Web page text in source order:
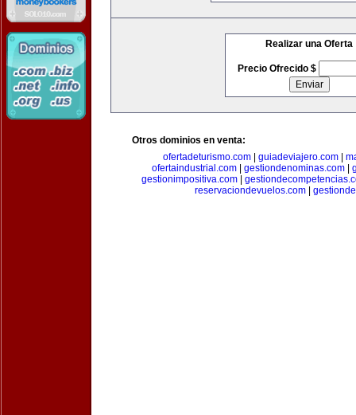
Realizar una Oferta
Precio Ofrecido $
Otros dominios en venta:
ofertadeturismo.com| guiadeviajero.com|
ofertaindustrial.com| gestiondenominas.com|
gestionimpositiva.com
reservaciondevuelos.com